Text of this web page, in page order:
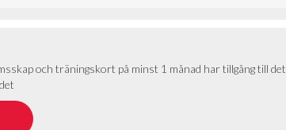
och träningskort på minst 1 månad har tillgång till det